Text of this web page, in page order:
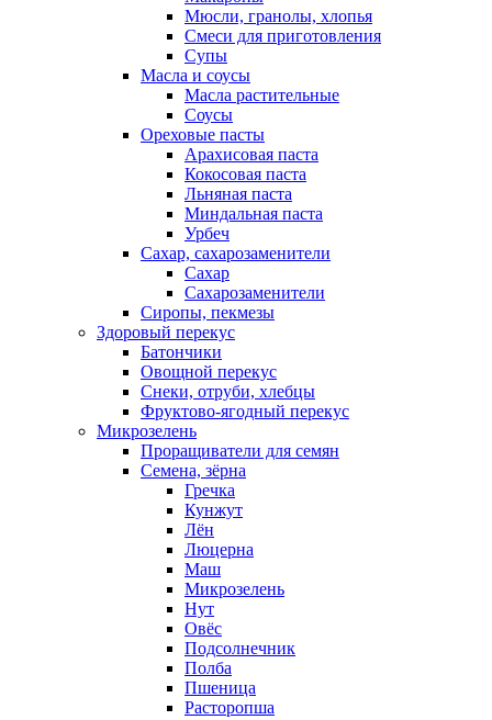
Мюсли, гранолы, хлопья
Смеси для приготовления
Супы
Масла и соусы
Масла растительные
Соусы
Ореховые пасты
Арахисовая паста
Кокосовая паста
Льняная паста
Миндальная паста
Урбеч
Сахар, сахарозаменители
Сахар
Сахарозаменители
Сиропы, пекмезы
Здоровый перекус
Батончики
Овощной перекус
Снеки, отруби, хлебцы
Фруктово-ягодный перекус
Микрозелень
Проращиватели для семян
Семена, зёрна
Гречка
Кунжут
Лён
Люцерна
Маш
Микрозелень
Нут
Овёс
Подсолнечник
Полба
Пшеница
Расторопша